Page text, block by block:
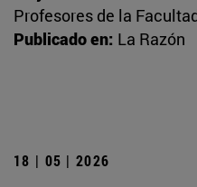
Profesores de la
Publicado en: La Razón
18 | 05 | 2026